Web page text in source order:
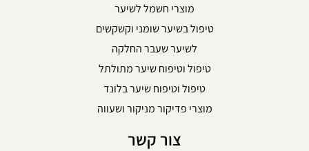
מוצרי חשמל לשיער
טיפול בשיער שומני וקשקשים
לשיער שעבר החלקה
טיפול וטיפוח שיער מתולתל
טיפול וטיפוח שיער בלונד
מוצרי פדיקור מניקור ושעווה
צור קשר